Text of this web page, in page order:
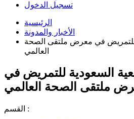
تسجيل الدخول
الرئيسية
الأخبار والمدونة
في معرض ملتقى الصحة
العالمي
السعودية للتمريض في
ملتقى الصحة العالمي
القسم :